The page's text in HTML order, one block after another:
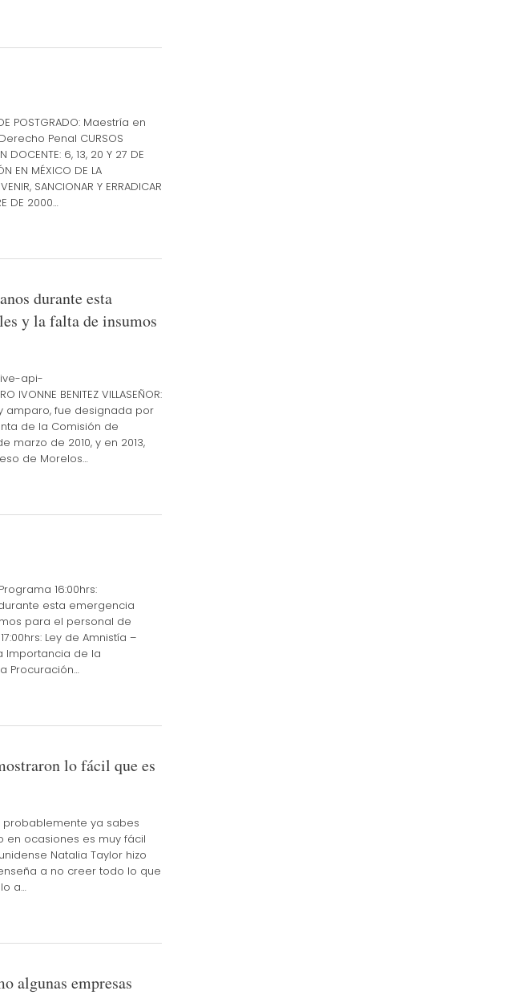
POSTGRADO: Maestría en
Penal CURSOS
DOCENTE: 6, 13, 20 Y 27 DE
EN MÉXICO DE LA
SANCIONAR Y ERRADICAR
DE 2000…
durante esta
y la falta de insumos
api-
BENITEZ VILLASEÑOR:
amparo, fue designada por
de la Comisión de
marzo de 2010, y en 2013,
de Morelos…
16:00hrs:
esta emergencia
para el personal de
Ley de Amnistía –
Importancia de la
Procuración…
lo fácil que es
ya sabes
en ocasiones es muy fácil
Natalia Taylor hizo
a no creer todo lo que
a…
algunas empresas